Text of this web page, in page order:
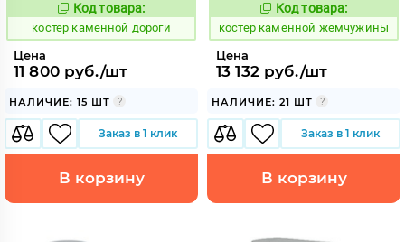
Код:
801522
Код товара:
костер каменной дороги
Цена
11 800 руб./шт
НАЛИЧИЕ: 15 ШТ
Заказ в 1 клик
В корзину
Код:
801526
Код товара:
костер каменной жемчужины
Цена
13 132 руб./шт
НАЛИЧИЕ: 21 ШТ
Заказ в 1 клик
В корзину